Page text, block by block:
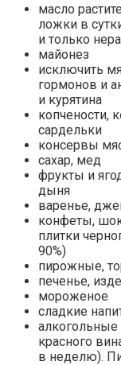
масло
ложки в
и только
майонез
исключить
гормонов и
и курятина
копчености,
сардельки
консервы
сахар, мед
фрукты и
дыня
варенье,
конфеты,
плитки
90%)
пирожные,
печенье,
мороженое
сладкие
алкогольные
красного
в неделю).